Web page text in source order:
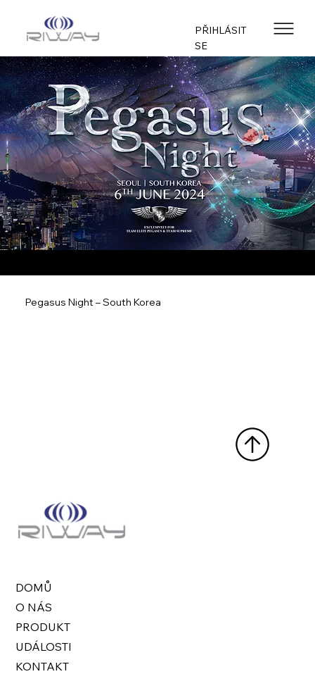
PŘIHLÁSIT
SE
Pegasus Night – South Korea
DOMŮ
O NÁS
PRODUKT
UDÁLOSTI
KONTAKT